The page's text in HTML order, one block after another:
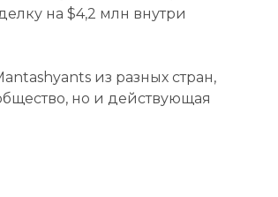
на $4,2 млн внутри
из разных стран,
но и действующая